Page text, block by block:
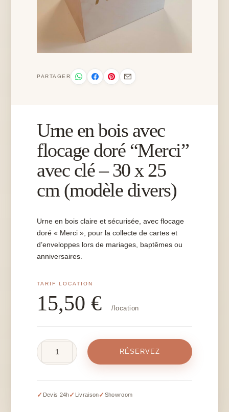
PARTAGER
Urne en bois avec
flocage doré “Merci”
avec clé – 30 x 25
cm (modèle divers)
Urne en bois claire et sécurisée, avec flocage
doré « Merci », pour la collecte de cartes et
d’enveloppes lors de mariages, baptêmes ou
anniversaires.
15,50€ /location
bois
RÉSERVEZ
✓ Devis 24h✓ Livraison✓ Showroom